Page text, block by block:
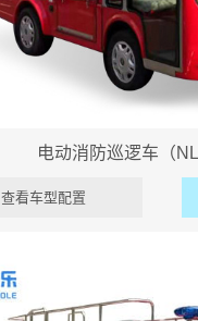
电动消防巡逻车（
查看车型配置